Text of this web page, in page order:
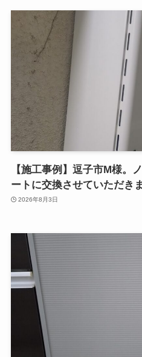
【施工事例】逗子市M様。
ートに交換させていただき
2026年8月3日